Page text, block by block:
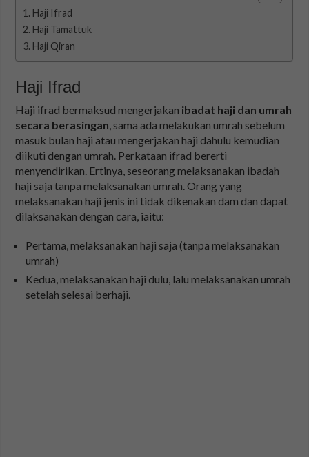
Haji Ifrad
Haji Tamattuk
Haji Qiran
Haji Ifrad
Haji ifrad bermaksud mengerjakan ibadat haji dan umrah
secara berasingan , sama ada melakukan umrah sebelum
masuk bulan haji atau mengerjakan haji dahulu kemudian
diikuti dengan umrah. Perkataan ifrad bererti
menyendirikan. Ertinya, seseorang melaksanakan ibadah
haji saja tanpa melaksanakan umrah. Orang yang
melaksanakan haji jenis ini tidak dikenakan dam dan dapat
dilaksanakan dengan cara, iaitu:
Pertama, melaksanakan haji saja (tanpa melaksanakan
umrah)
Kedua, melaksanakan haji dulu, lalu melaksanakan umrah
setelah selesai berhaji.